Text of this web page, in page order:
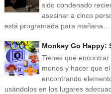
sido condenado
asesinar a cinco
está programada para mañana...
Monkey Go Happy:
Tienes que
monos y hacer que
encontrando
usándolos en los lugares